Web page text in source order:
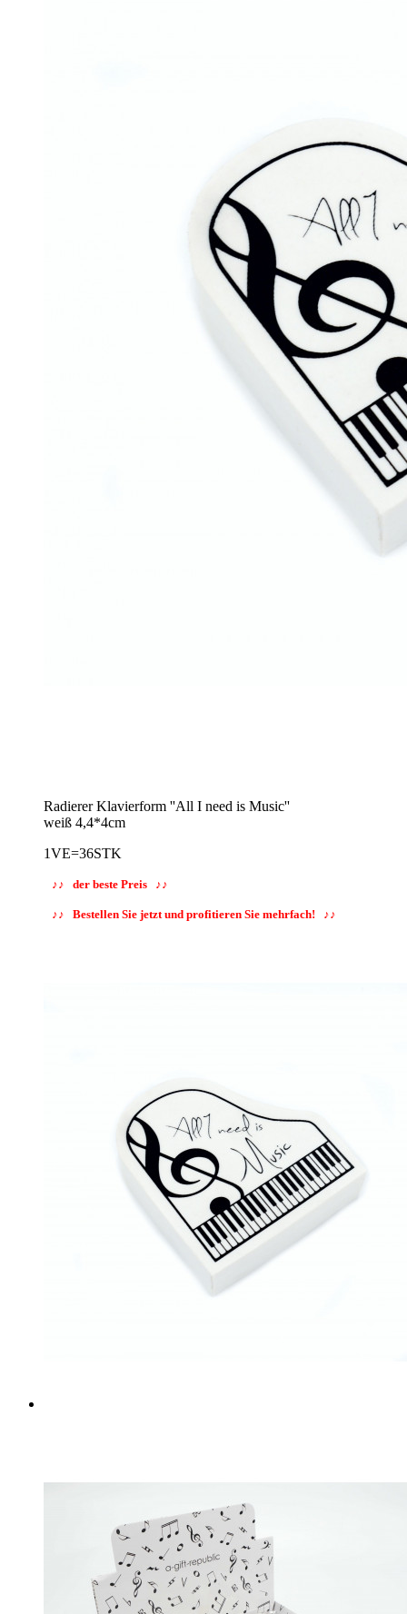
Radierer Klavierform ''All I need is Music''
weiß 4,4*4cm
1VE=36STK
♪♪ der beste Preis ♪♪
♪♪ Bestellen Sie jetzt und profitieren Sie mehrfach! ♪♪